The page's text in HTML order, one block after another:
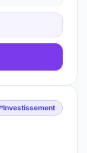
Investissement